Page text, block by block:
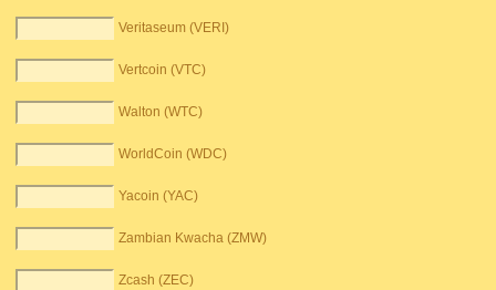
Veritaseum (VERI)
Vertcoin (VTC)
Walton (WTC)
WorldCoin (WDC)
Yacoin (YAC)
Zambian Kwacha (ZMW)
Zcash (ZEC)